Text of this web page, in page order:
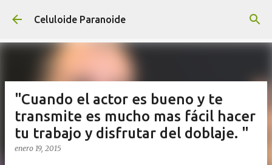
Ir al contenido principal
Celuloide Paranoide
"Cuando el actor es bueno y te
transmite es mucho mas fácil hacer
tu trabajo y disfrutar del doblaje. "
enero 19, 2015